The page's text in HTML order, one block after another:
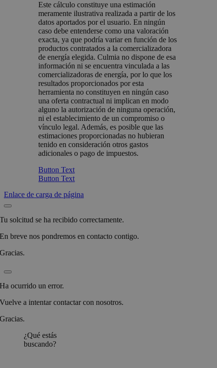
Este cálculo constituye una estimación
meramente ilustrativa realizada a partir de los
datos aportados por el usuario. En ningún
caso debe entenderse como una valoración
exacta, ya que podría variar en función de los
productos contratados a la comercializadora
de energía elegida. Culmia no dispone de esa
información ni se encuentra vinculada a las
comercializadoras de energía, por lo que los
resultados proporcionados por esta
herramienta no constituyen en ningún caso
una oferta contractual ni implican en modo
alguno la autorización de ninguna operación,
ni el establecimiento de un compromiso o
vínculo legal. Además, es posible que las
estimaciones proporcionadas no hubieran
tenido en consideración otros gastos
adicionales o pago de impuestos.
Button Text
Button Text
Enlace de carga de página
Tu solcitud se ha recibido correctamente.
En breve nos pondremos en contacto contigo.
Gracias.
Ha ocurrido un error.
Vuelve a intentar contactar con nosotros.
Gracias.
¿Qué estás
buscando?